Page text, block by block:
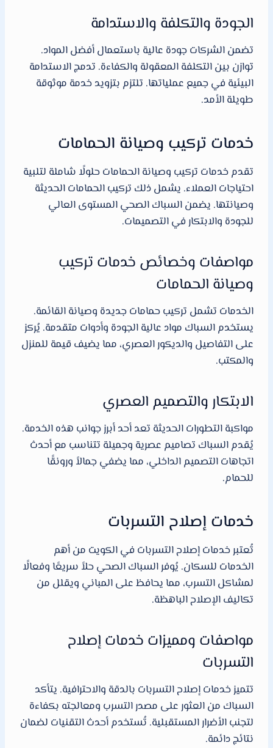
الجودة والتكلفة والاستدامة
تضمن الشركات جودة عالية باستعمال أفضل المواد.
توازن بين التكلفة المعقولة والكفاءة. تدمج الاستدامة
البيئية في جميع عملياتها. تلتزم بتزويد خدمة موثوقة
طويلة الأمد.
خدمات تركيب وصيانة الحمامات
تقدم خدمات تركيب وصيانة الحمامات حلولًا شاملة لتلبية
احتياجات العملاء. يشمل ذلك تركيب الحمامات الحديثة
وصيانتها. يضمن السباك الصحي المستوى العالي
للجودة والابتكار في التصميمات.
مواصفات وخصائص خدمات تركيب
وصيانة الحمامات
الخدمات تشمل تركيب حمامات جديدة وصيانة القائمة.
يستخدم السباك مواد عالية الجودة وأدوات متقدمة. يُركز
على التفاصيل والديكور العصري، مما يضيف قيمة للمنزل
والمكتب.
الابتكار والتصميم العصري
مواكبة التطورات الحديثة تعد أحد أبرز جوانب هذه الخدمة.
يُقدم السباك تصاميم عصرية وجميلة تتناسب مع أحدث
اتجاهات التصميم الداخلي، مما يضفي جمالاً ورونقًا
للحمام.
خدمات إصلاح التسربات
تُعتبر خدمات إصلاح التسربات في الكويت من أهم
الخدمات للسكان. يُوفر السباك الصحي حلاً سريعًا وفعالًا
لمشاكل التسرب، مما يحافظ على المباني ويقلل من
تكاليف الإصلاح الباهظة.
مواصفات ومميزات خدمات إصلاح
التسربات
تتميز خدمات إصلاح التسربات بالدقة والاحترافية. يتأكد
السباك من العثور على مصدر التسرب ومعالجته بكفاءة
لتجنب الأضرار المستقبلية. تُستخدم أحدث التقنيات لضمان
نتائج دائمة.